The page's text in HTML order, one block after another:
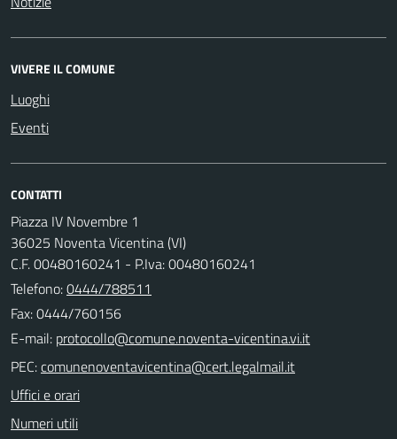
VIVERE IL COMUNE
Luoghi
Eventi
CONTATTI
Piazza IV Novembre 1
36025 Noventa Vicentina (VI)
C.F. 00480160241 - P.Iva: 00480160241
Telefono:0444/788511
Fax: 0444/760156
E-mail:
PEC:
Uffici e orari
Numeri utili